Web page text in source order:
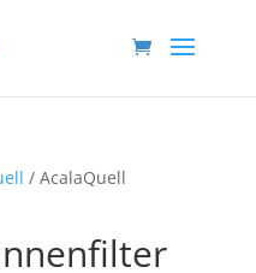
/ AcalaQuell